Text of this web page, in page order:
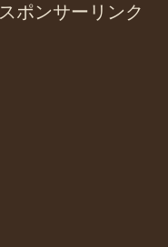
スポンサーリンク